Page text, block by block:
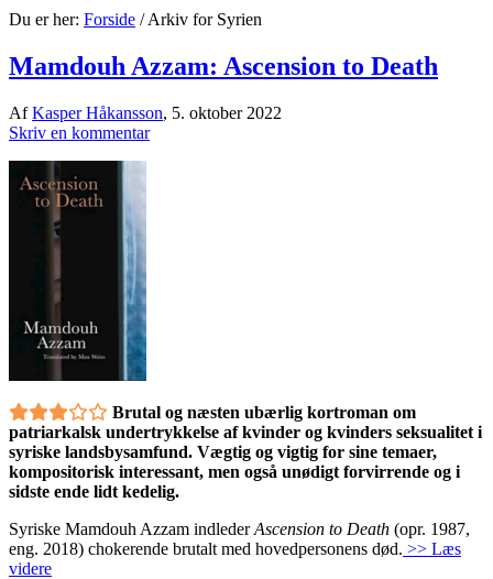
Du er her: Forside /Arkiv for Syrien
Mamdouh Azzam: Ascension to Death
AfKasper Håkansson, 5. oktober 2022
Skriv en kommentar
Brutal og næsten ubærlig kortroman om
patriarkalsk undertrykkelse af kvinder og kvinders seksualitet i
syriske landsbysamfund. Vægtig og vigtig for sine temaer,
kompositorisk interessant, men også unødigt forvirrende og i
sidste ende lidt kedelig.
Syriske Mamdouh Azzam indlederAscension to Death (opr. 1987,
eng. 2018) chokerende brutalt med hovedpersonens død. >> Læs
videre